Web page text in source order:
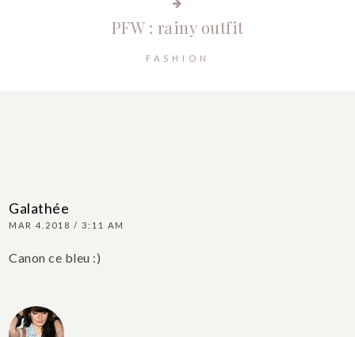
PFW : rainy outfit
FASHION
Galathée
MAR 4.2018 / 3:11 AM
Canon ce bleu :)